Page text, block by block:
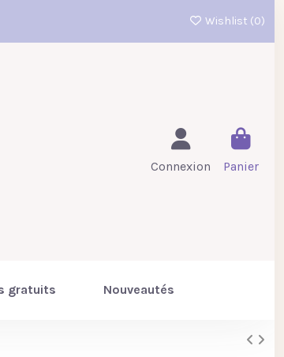
Wishlist (0)
Connexion Panier
gratuits Nouveautés